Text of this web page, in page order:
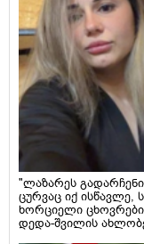
"ლაზარეს
ცურვაც იქ
ხორციელი
დედა-შვილის